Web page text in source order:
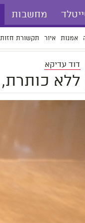
מחשבות
אמנות איור תקשורת
דוד עדיקא
ללא כותרת,